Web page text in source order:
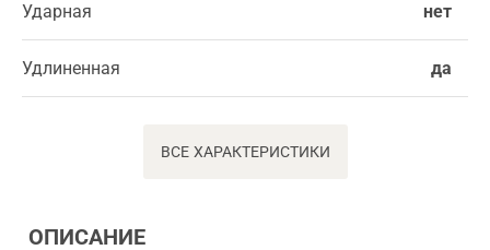
Ударная нет
Удлиненная да
ВСЕ ХАРАКТЕРИСТИКИ
ОПИСАНИЕ